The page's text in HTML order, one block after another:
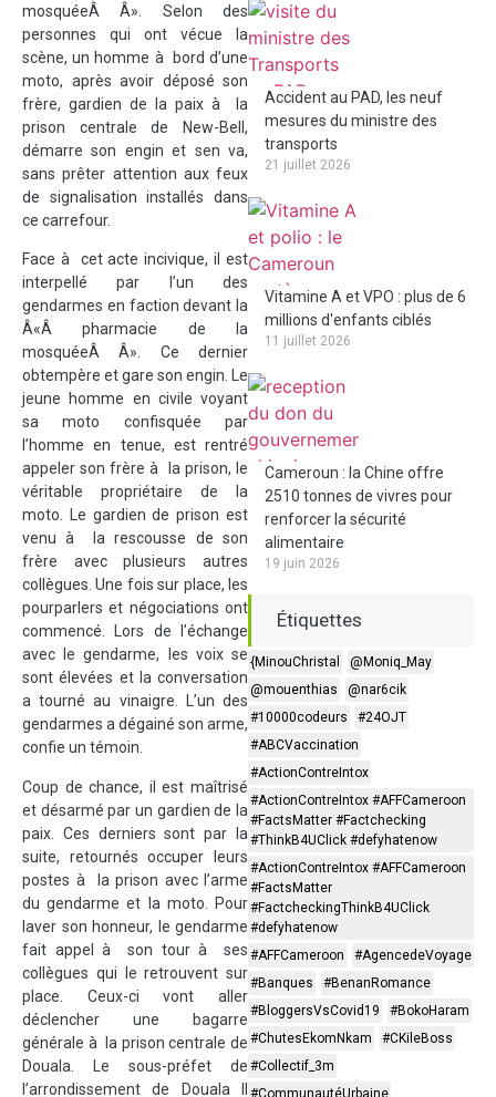
mosquéeÂ Â». Selon des
personnes qui ont vécue la
scène, un homme à bord d’une
moto, après avoir déposé son
frère, gardien de la paix à la
prison centrale de New-Bell,
démarre son engin et sen va,
sans prêter attention aux feux
de signalisation installés dans
ce carrefour.
Face à cet acte incivique, il est
interpellé par l’un des
gendarmes en faction devant la
Â«Â pharmacie de la
mosquéeÂ Â». Ce dernier
obtempère et gare son engin. Le
jeune homme en civile voyant
sa moto confisquée par
l’homme en tenue, est rentré
appeler son frère à la prison, le
véritable propriétaire de la
moto. Le gardien de prison est
venu à la rescousse de son
frère avec plusieurs autres
collègues. Une fois sur place, les
pourparlers et négociations ont
commencé. Lors de l’échange
avec le gendarme, les voix se
sont élevées et la conversation
a tourné au vinaigre. L’un des
gendarmes a dégainé son arme,
confie un témoin.
Coup de chance, il est maîtrisé
et désarmé par un gardien de la
paix. Ces derniers sont par la
suite, retournés occuper leurs
postes à la prison avec l’arme
du gendarme et la moto. Pour
laver son honneur, le gendarme
fait appel à son tour à ses
collègues qui le retrouvent sur
place. Ceux-ci vont aller
déclencher une bagarre
générale à la prison centrale de
Douala. Le sous-préfet de
l’arrondissement de Douala II
Accident au PAD, les neuf
mesures du ministre des
transports
21 juillet 2026
Vitamine A et VPO : plus de 6
millions d'enfants ciblés
11 juillet 2026
Cameroun : la Chine offre
2510 tonnes de vivres pour
renforcer la sécurité
alimentaire
19 juin 2026
Étiquettes
{MinouChristal
@Moniq_May
@mouenthias
@nar6cik
#10000codeurs
#24OJT
#ABCVaccination
#ActionContreIntox
#ActionContreIntox #AFFCameroon
#FactsMatter #Factchecking
#ThinkB4UClick #defyhatenow
#ActionContreIntox #AFFCameroon
#FactsMatter
#FactcheckingThinkB4UClick
#defyhatenow
#AFFCameroon
#AgencedeVoyage
#Banques
#BenanRomance
#BloggersVsCovid19
#BokoHaram
#ChutesEkomNkam
#CKileBoss
#Collectif_3m